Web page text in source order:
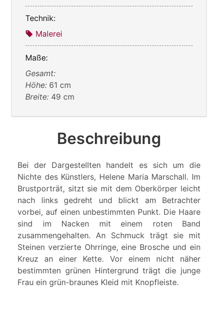
Technik:
Malerei
Maße:
Gesamt:
Höhe: 61 cm
Breite: 49 cm
Beschreibung
Bei der Dargestellten handelt es sich um die
Nichte des Künstlers, Helene Maria Marschall. Im
Brustporträt, sitzt sie mit dem Oberkörper leicht
nach links gedreht und blickt am Betrachter
vorbei, auf einen unbestimmten Punkt. Die Haare
sind im Nacken mit einem roten Band
zusammengehalten. An Schmuck trägt sie mit
Steinen verzierte Ohrringe, eine Brosche und ein
Kreuz an einer Kette. Vor einem nicht näher
bestimmten grünen Hintergrund trägt die junge
Frau ein grün-braunes Kleid mit Knopfleiste.